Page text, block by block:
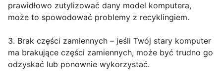
prawidłowo zutylizować dany model komputera,
może to spowodować problemy z recyklingiem.
3. Brak części zamiennych – jeśli Twój stary komputer
ma brakujące części zamiennych, może być trudno go
odzyskać lub ponownie wykorzystać.